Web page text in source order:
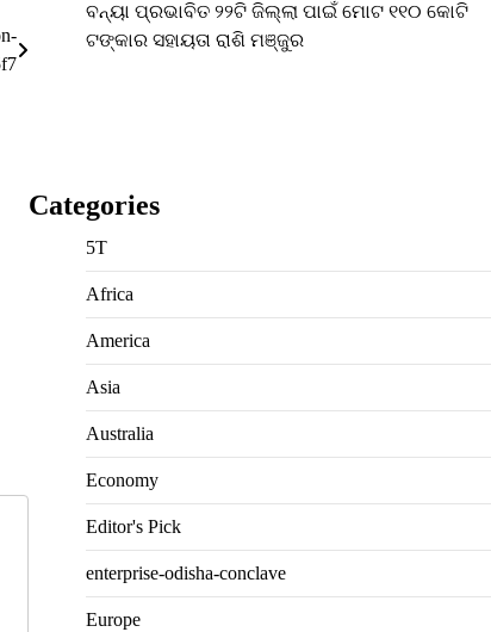
ବନ୍ୟା ପ୍ରଭାବିତ ୨୨ଟି ଜିଲ୍ଲା ପାଇଁ ମୋଟ ୧୧୦ କୋଟି
ଟଙ୍କାର ସହାୟତା ରାଶି ମଞ୍ଜୁର
Categories
5T
Africa
America
Asia
Australia
Economy
Editor's Pick
enterprise-odisha-conclave
Europe